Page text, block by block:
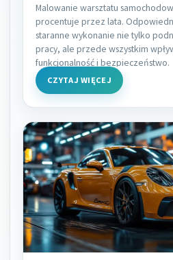
Malowanie warsztatu
procentuje przez lata.
staranne wykonanie nie tylko
pracy, ale przede wszystkim
funkcjonalność i bezpieczeństwo.
CZYTAJ WIĘCEJ